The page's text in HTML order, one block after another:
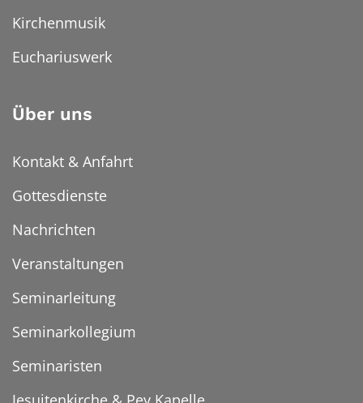
Kirchenmusik
Euchariuswerk
Über uns
Kontakt & Anfahrt
Gottesdienste
Nachrichten
Veranstaltungen
Seminarleitung
Seminarkollegium
Seminaristen